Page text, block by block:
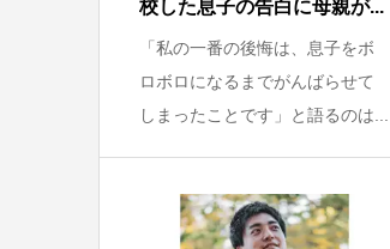
校した息子の告白に母親が...
「私の一番の後悔は、息子をボ
ロボロになるまでがんばらせて
しまったことです」と語るのは...